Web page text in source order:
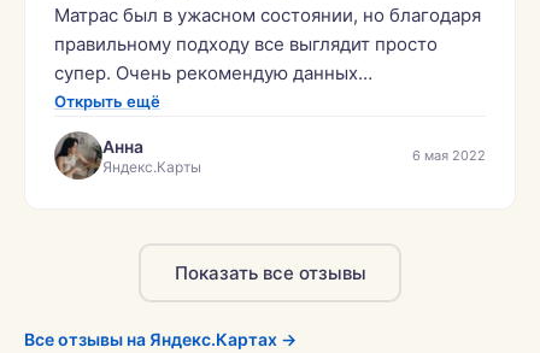
Матрас был в ужасном состоянии, но благодаря
правильному подходу все выглядит просто
супер. Очень рекомендую данных
специалистов!»
Открыть ещё
Анна
Яндекс.Карты
6 мая 2022
Показать все отзывы
Все отзывы на Яндекс.Картах →